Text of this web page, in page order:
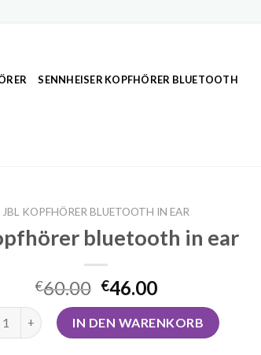
SENNHEISER KOPFHÖRER BLUETOOTH
JBL KOPFHÖRER BLUETOOTH IN EAR
bluetooth in ear
€60.00 €46.00
bluetooth in ear Menge
IN DEN WARENKORB